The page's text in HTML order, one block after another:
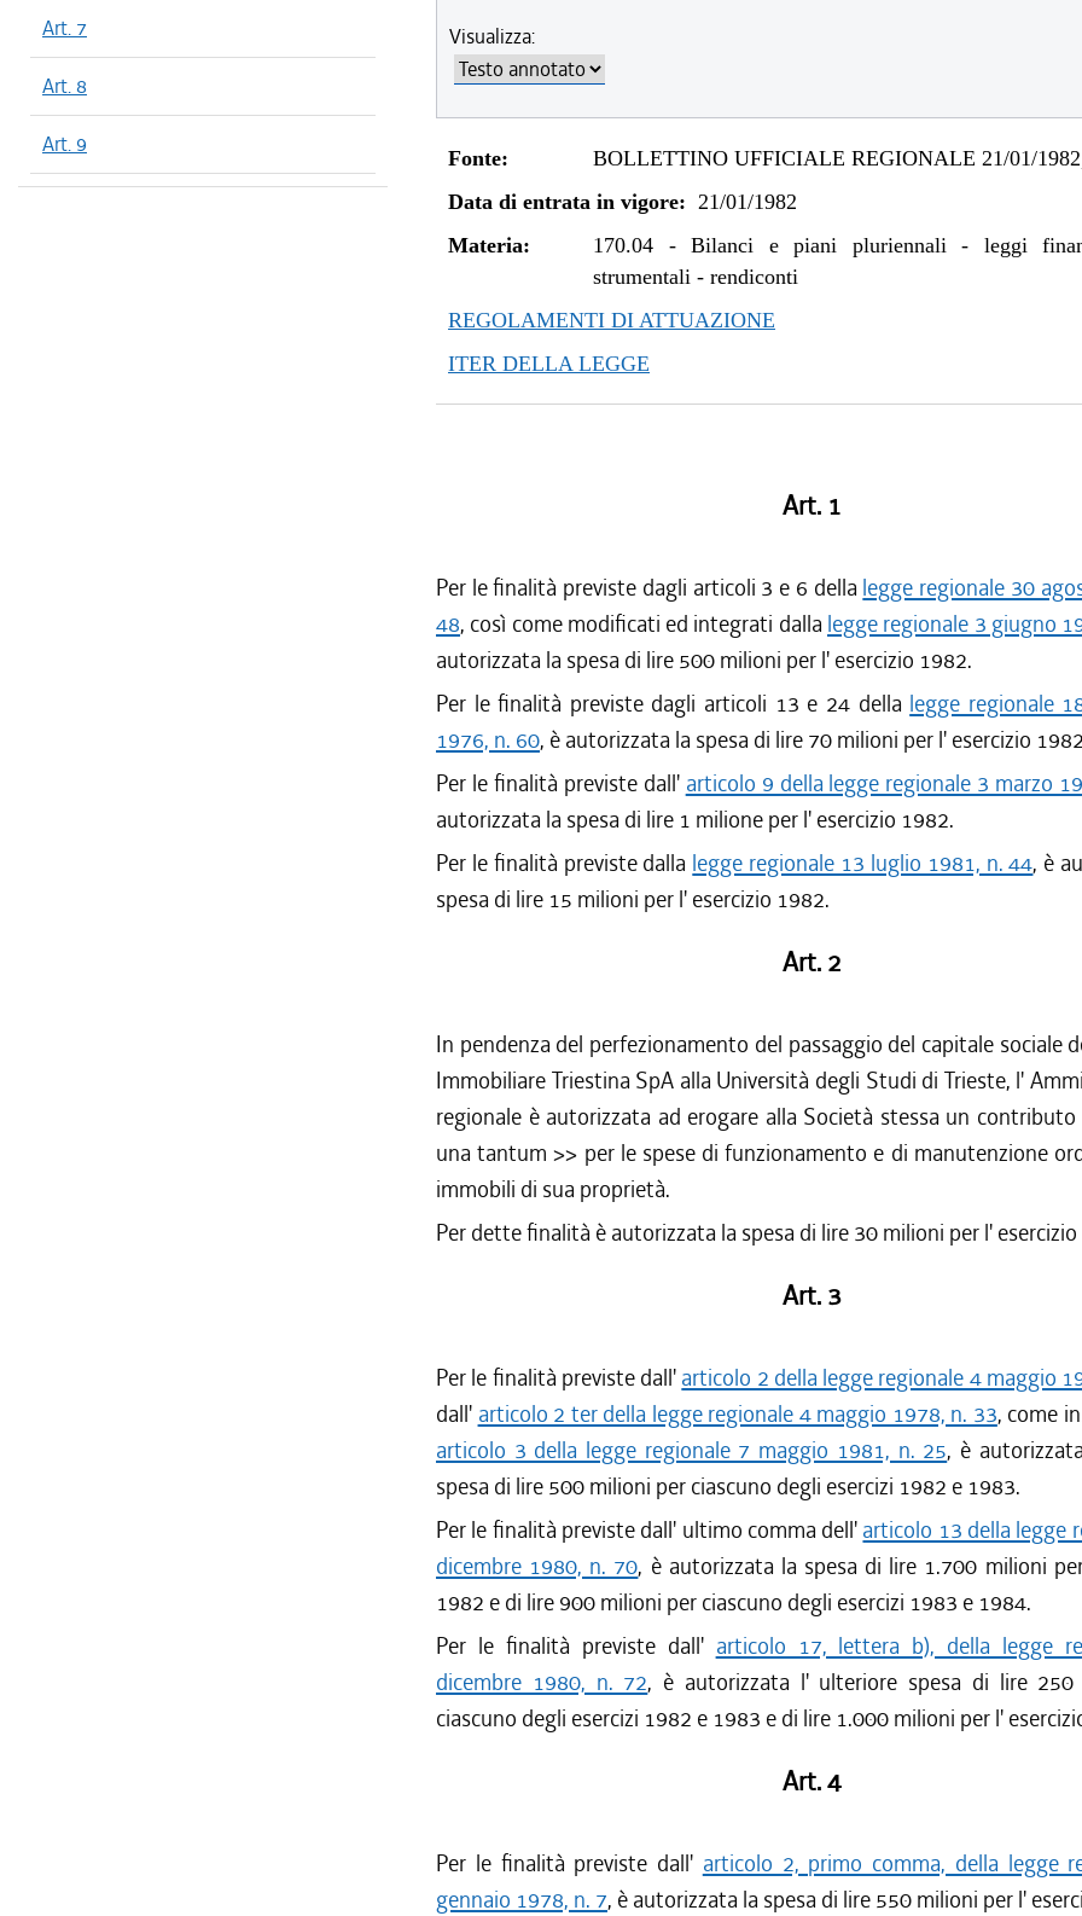
Art. 7
Art. 8
Art. 9
Visualizza:
Fonte:
BOLLETTINO UFFICIALE REGIONALE 21/01/
Data di entrata in vigore: 21/01/1982
Materia:
170.04 -Bilanci e piani pluriennali - leggi
strumentali - rendiconti
REGOLAMENTI DI ATTUAZIONE
ITER DELLA LEGGE
Art. 1
Per le finalità previste dagli articoli 3 e 6 della legge regionale 30
48, così come modificati ed integrati dalla legge regionale 3 giugno
autorizzata la spesa di lire 500 milioni per l' esercizio 1982.
Per le finalità previste dagli articoli 13 e 24 della legge regionale
1976, n. 60, è autorizzata la spesa di lire 70 milioni per l' esercizio
Per le finalità previste dall' articolo 9 della legge regionale 3 marzo
autorizzata la spesa di lire 1 milione per l' esercizio 1982.
Per le finalità previste dalla legge regionale 13 luglio 1981, n. 44, è
spesa di lire 15 milioni per l' esercizio 1982.
Art. 2
In pendenza del perfezionamento del passaggio del capitale sociale
Immobiliare Triestina SpA alla Università degli Studi di Trieste, l'
regionale è autorizzata ad erogare alla Società stessa un contributo
una tantum >> per le spese di funzionamento e di manutenzione
immobili di sua proprietà.
Per dette finalità è autorizzata la spesa di lire 30 milioni per l'
Art. 3
Per le finalità previste dall' articolo 2 della legge regionale 4 maggio
dall' articolo 2 ter della legge regionale 4 maggio 1978, n. 33, come
articolo 3 della legge regionale 7 maggio 1981, n. 25, è
spesa di lire 500 milioni per ciascuno degli esercizi 1982 e 1983.
Per le finalità previste dall' ultimo comma dell' articolo 13 della legge
dicembre 1980, n. 70, è autorizzata la spesa di lire 1.700 milioni
1982 e di lire 900 milioni per ciascuno degli esercizi 1983 e 1984.
Per le finalità previste dall' articolo 17, lettera b), della legge
dicembre 1980, n. 72, è autorizzata l' ulteriore spesa di lire
ciascuno degli esercizi 1982 e 1983 e di lire 1.000 milioni per l'
Art. 4
Per le finalità previste dall' articolo 2, primo comma, della legge
gennaio 1978, n. 7, è autorizzata la spesa di lire 550 milioni per l'